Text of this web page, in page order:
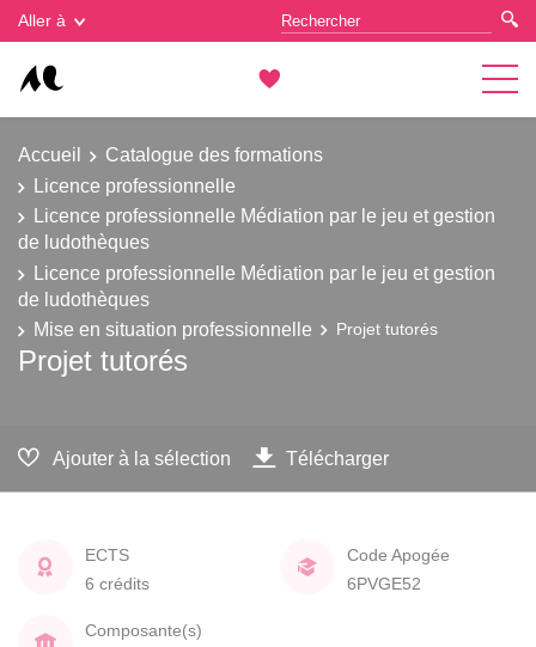
Aller à
Accueil
Catalogue des formations
Licence professionnelle
Licence professionnelle Médiation par le jeu et gestion
de ludothèques
Licence professionnelle Médiation par le jeu et gestion
de ludothèques
Mise en situation professionnelle
Projet tutorés
Projet tutorés
Ajouter à la sélection Télécharger
ECTS
6 crédits
Code Apogée
6PVGE52
Composante(s)
Gestion des cookies